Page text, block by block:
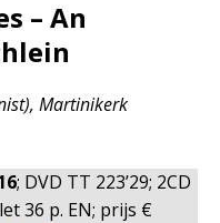
– An
Martinikerk
; DVD TT 223’29; 2CD
36 p. EN; prijs €